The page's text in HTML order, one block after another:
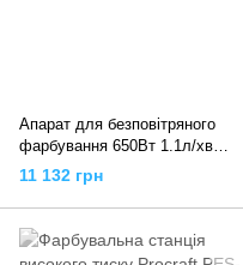
Апарат для безповітряного
фарбування 650Вт 1.1л/хв
210бар Profi, SIGMA 6816561
11 132 грн